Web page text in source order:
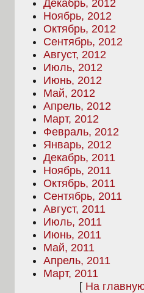
Декабрь, 2012
Ноябрь, 2012
Октябрь, 2012
Сентябрь, 2012
Август, 2012
Июль, 2012
Июнь, 2012
Май, 2012
Апрель, 2012
Март, 2012
Февраль, 2012
Январь, 2012
Декабрь, 2011
Ноябрь, 2011
Октябрь, 2011
Сентябрь, 2011
Август, 2011
Июль, 2011
Июнь, 2011
Май, 2011
Апрель, 2011
Март, 2011
[ На